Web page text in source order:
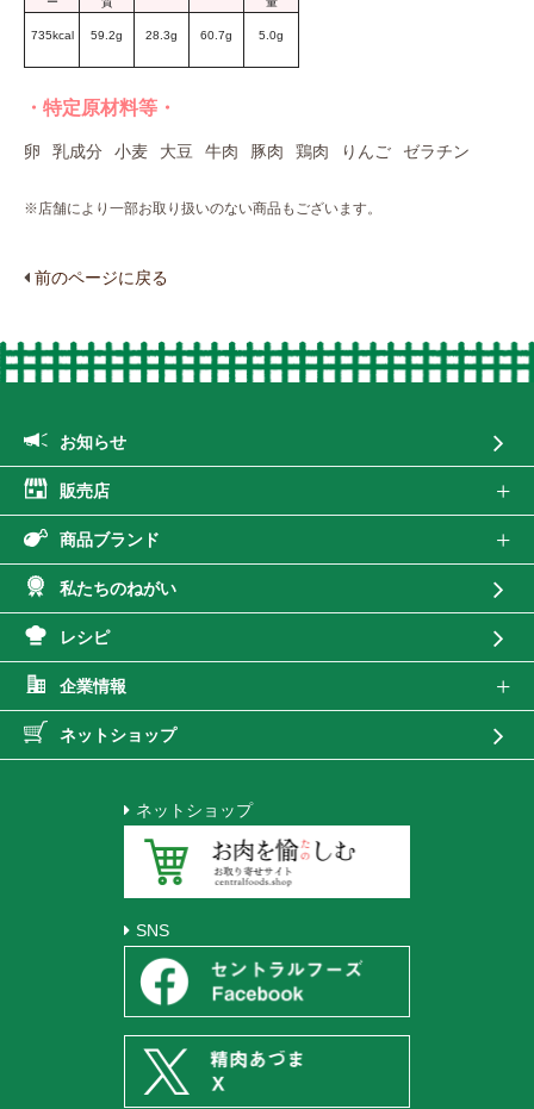
735kcal 59.2g 28.3g 60.7g 5.0g
・特定原材料等・
卵 乳成分 小麦 大豆 牛肉 豚肉 鶏肉 りんご ゼラチン
※店舗により一部お取り扱いのない商品もございます。
前のページに戻る
お知らせ
販売店
商品ブランド
私たちのねがい
レシピ
企業情報
ネットショップ
ネットショップ
SNS